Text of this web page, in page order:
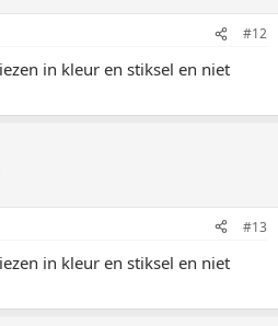
#12
in kleur en stiksel en niet
#13
in kleur en stiksel en niet